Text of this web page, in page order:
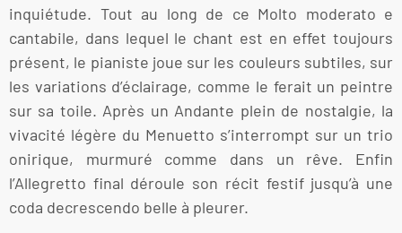
inquiétude. Tout au long de ce Molto moderato e
cantabile, dans lequel le chant est en effet toujours
présent, le pianiste joue sur les couleurs subtiles, sur
les variations d’éclairage, comme le ferait un peintre
sur sa toile. Après un Andante plein de nostalgie, la
vivacité légère du Menuetto s’interrompt sur un trio
onirique, murmuré comme dans un rêve. Enfin
l’Allegretto final déroule son récit festif jusqu’à une
coda decrescendo belle à pleurer.